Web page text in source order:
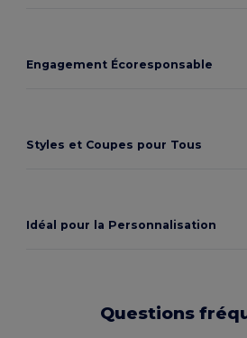
Engagement Écoresponsable
Styles et Coupes pour Tous
Idéal pour la Personnalisation
Questions